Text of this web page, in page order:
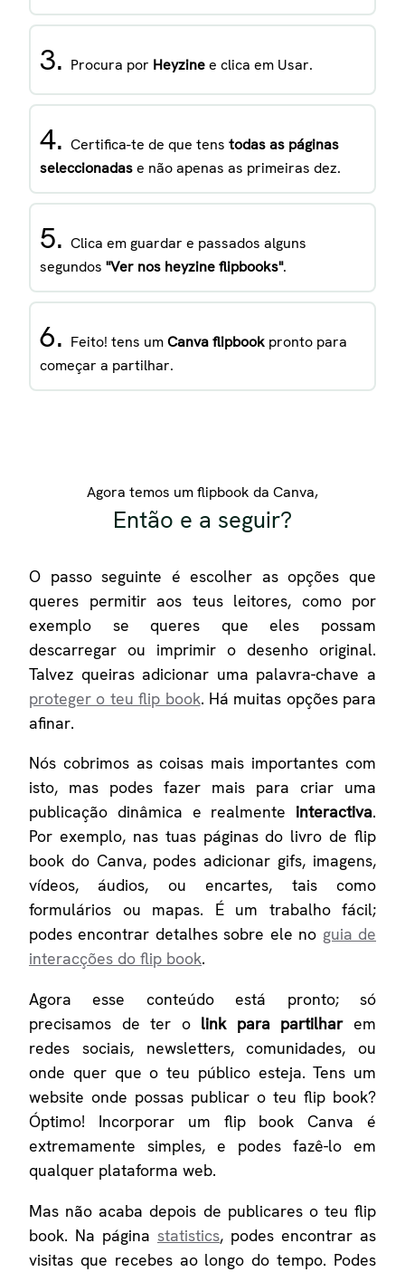
3. Procura por Heyzinee clica em Usar.
4. Certifica-te de que tens todas as páginas
seleccionadase não apenas as primeiras dez.
5. Clica em guardar e passados alguns
segundos "Ver nos heyzine flipbooks".
6. Feito! tens umCanva flipbook pronto para
começar a partilhar.
Agora temos um flipbook da Canva,
Então e a seguir?
O passo seguinte é escolher as opções que
queres permitir aos teus leitores, como por
exemplo se queres que eles possam
descarregar ou imprimir o desenho original.
Talvez queiras adicionar uma palavra-chave a
proteger o teu flip book. Há muitas opções para
afinar.
Nós cobrimos as coisas mais importantes com
isto, mas podes fazer mais para criar uma
publicação dinâmica e realmente interactiva.
Por exemplo, nas tuas páginas do livro de flip
book do Canva, podes adicionar gifs, imagens,
vídeos, áudios, ou encartes, tais como
formulários ou mapas. É um trabalho fácil;
podes encontrar detalhes sobre ele no guia de
interacções do flip book.
Agora esse conteúdo está pronto; só
precisamos de ter o link para partilharem
redes sociais, newsletters, comunidades, ou
onde quer que o teu público esteja. Tens um
website onde possas publicar o teu flip book?
Óptimo! Incorporar um flip book Canva é
extremamente simples, e podes fazê-lo em
qualquer plataforma web.
Mas não acaba depois de publicares o teu flip
book. Na página statistics, podes encontrar as
visitas que recebes ao longo do tempo. Podes